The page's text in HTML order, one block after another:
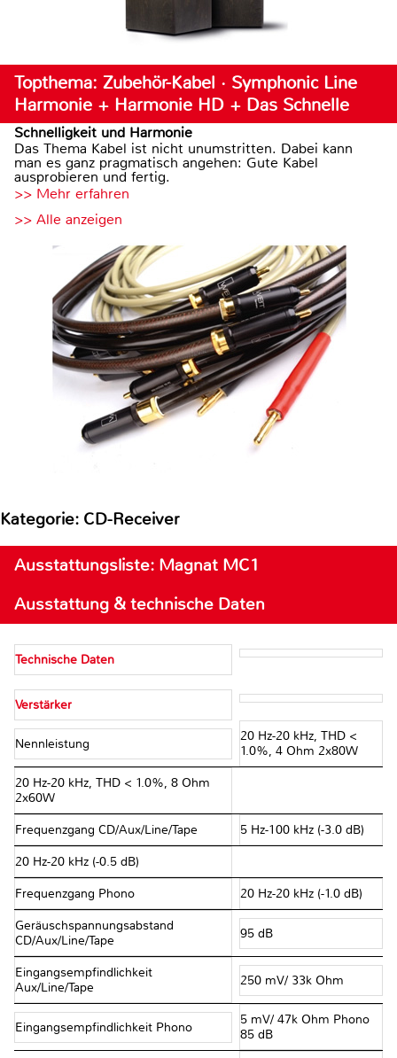
Topthema: Zubehör-Kabel · Symphonic Line
Harmonie + Harmonie HD + Das Schnelle
Schnelligkeit und Harmonie
Das Thema Kabel ist nicht unumstritten. Dabei kann
man es ganz pragmatisch angehen: Gute Kabel
ausprobieren und fertig.
>> Mehr erfahren
>> Alle anzeigen
Kategorie: CD-Receiver
Ausstattungsliste: Magnat MC1
Ausstattung & technische Daten
Technische Daten
Verstärker
Nennleistung
20 Hz-20 kHz, THD <
1.0%, 4 Ohm 2x80W
20 Hz-20 kHz, THD < 1.0%, 8 Ohm
2x60W
Frequenzgang CD/Aux/Line/Tape 5 Hz-100 kHz (-3.0 dB)
20 Hz-20 kHz (-0.5 dB)
Frequenzgang Phono 20 Hz-20 kHz (-1.0 dB)
Geräuschspannungsabstand
CD/Aux/Line/Tape
95 dB
Eingangsempfindlichkeit
Aux/Line/Tape
250 mV/ 33k Ohm
Eingangsempfindlichkeit Phono
5 mV/ 47k Ohm Phono
85 dB